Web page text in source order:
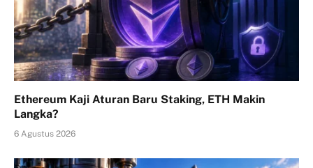
Ethereum Kaji Aturan Baru Staking, ETH Makin
Langka?
6 Agustus 2026